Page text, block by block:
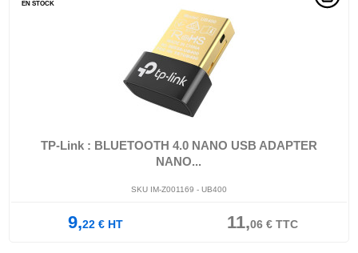
TP-Link : BLUETOOTH 4.0 NANO USB ADAPTER
NANO...
SKU IM-Z001169 - UB400
9,22€HT 11,06 € TTC
EN STOCK